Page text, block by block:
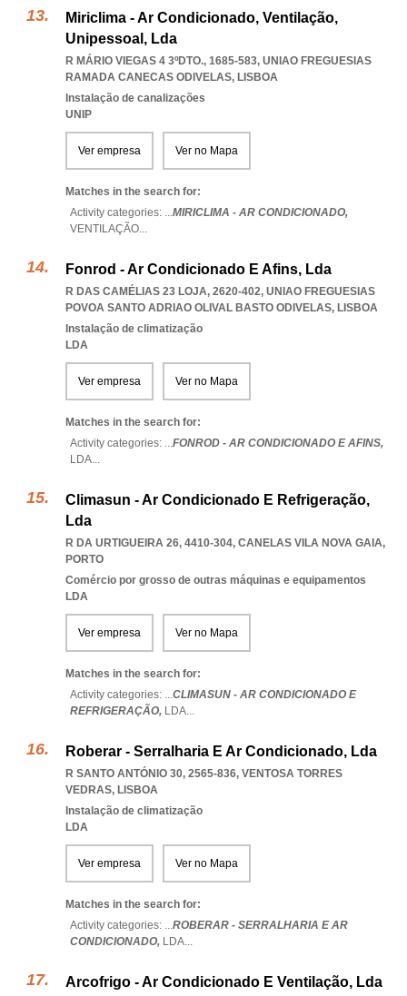
Miriclima - Ar Condicionado, Ventilação,
Unipessoal, Lda
R MÁRIO VIEGAS 4 3ºDTO., 1685-583, UNIAO FREGUESIAS
RAMADA CANECAS ODIVELAS, LISBOA
Instalação de canalizações
UNIP
Ver empresa Ver no Mapa
Matches in the search for:
Activity categories: ...MIRICLIMA - AR CONDICIONADO,
VENTILAÇÃO...
Fonrod - Ar Condicionado E Afins, Lda
R DAS CAMÉLIAS 23 LOJA, 2620-402, UNIAO FREGUESIAS
POVOA SANTO ADRIAO OLIVAL BASTO ODIVELAS, LISBOA
Instalação de climatização
LDA
Ver empresa Ver no Mapa
Matches in the search for:
Activity categories: ...FONROD - AR CONDICIONADO E AFINS,
LDA...
Climasun - Ar Condicionado E Refrigeração,
Lda
R DA URTIGUEIRA 26, 4410-304, CANELAS VILA NOVA GAIA,
PORTO
Comércio por grosso de outras máquinas e equipamentos
LDA
Ver empresa Ver no Mapa
Matches in the search for:
Activity categories: ...CLIMASUN - AR CONDICIONADO E
REFRIGERAÇÃO, LDA...
Roberar - Serralharia E Ar Condicionado, Lda
R SANTO ANTÓNIO 30, 2565-836, VENTOSA TORRES
VEDRAS, LISBOA
Instalação de climatização
LDA
Ver empresa Ver no Mapa
Matches in the search for:
Activity categories: ...ROBERAR - SERRALHARIA E AR
CONDICIONADO, LDA...
Arcofrigo - Ar Condicionado E Ventilação, Lda